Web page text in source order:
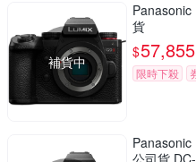
補貨中
貨
$57,855
限時下殺